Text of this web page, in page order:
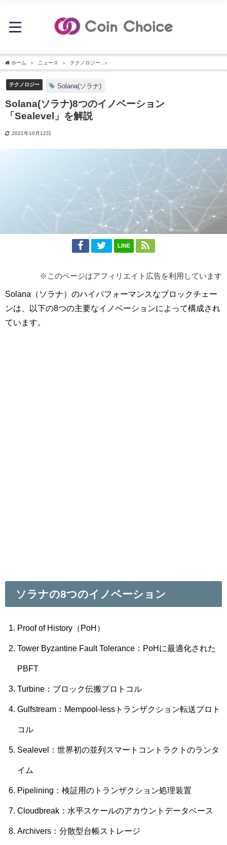
ホーム ニュース テクノロジー
テクノロジー Solana(ソラナ)
Solana(ソラナ)8つのイノベーション
「Sealevel」を解説
2021年10月12日
LINE
※このページはアフィリエイト広告を利用しています
Solana（ソラナ）のハイパフォーマンスなブロックチェー
ンは、以下の8つの主要なイノベーションによって構成され
ています。
ソラナの8つのイノベーション
Proof of History（PoH）
Tower Byzantine Fault Tolerance：PoHに最適化された
PBFT
Turbine：ブロック伝搬プロトコル
Gulfstream：Mempool-lessトランザクション転送プロト
コル
Sealevel：世界初の並列スマートコントラクトのランタ
イム
Pipelining：検証用のトランザクション処理装置
Cloudbreak：水平スケールのアカウントデータベース
Archivers：分散型台帳ストレージ